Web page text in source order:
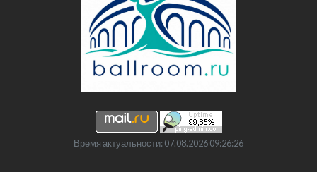
Время актуальности: 07.08.2026 09:26:26